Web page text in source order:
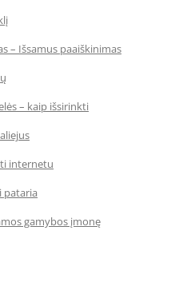
– Išsamus paaiškinimas
– kaip išsirinkti
internetu
pataria
gamybos įmonę